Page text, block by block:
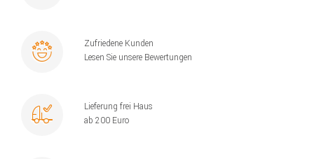
Zufriedene Kunden
Lesen Sie unsere Bewertungen
Lieferung frei Haus
ab 200 Euro